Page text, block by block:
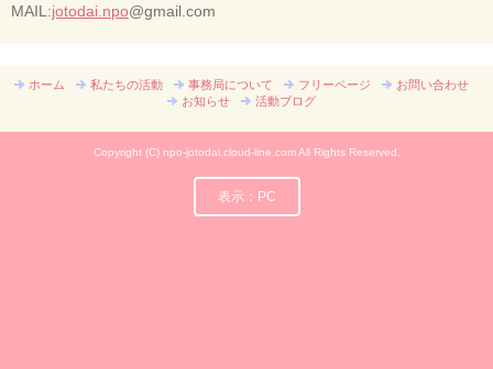
MAIL:jotodai.npo@gmail.com
ホーム 私たちの活動 事務局について フリーページ
お問い合わせ
お知らせ
活動ブログ
Copyright (C) npo-jotodai.cloud-line.com All Rights Reserved.
表示：PC